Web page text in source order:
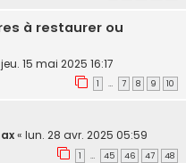
à restaurer ou
jeu. 15 mai 2025 16:17
1 … 7 8 9 10
« lun. 28 avr. 2025 05:59
1 … 45 46 47 48